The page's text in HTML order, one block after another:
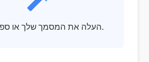
העלה את המסמך שלך או ספק טקסט.